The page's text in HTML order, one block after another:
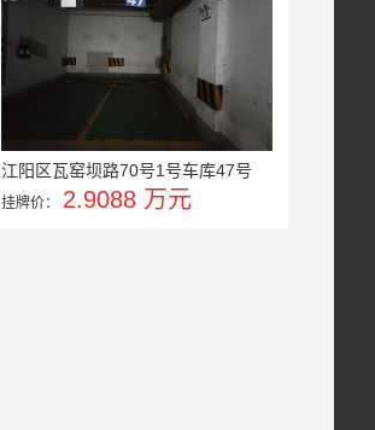
江阳区瓦窑坝路70号1号车库47号
挂牌价： 2.9088 万元